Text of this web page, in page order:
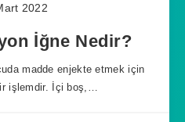
2022
İğne Nedir?
madde enjekte etmek için
işlemdir. İçi boş,…